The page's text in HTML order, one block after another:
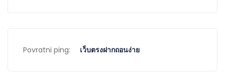
Povratni ping: เว็บตรงฝากถอนง่าย